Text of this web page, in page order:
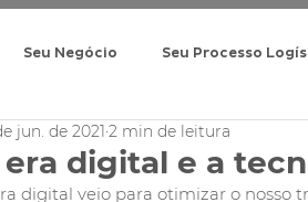
Seu Negócio Seu Processo
era digital e a
jun. de 2021 2 min de leitura
digital veio para otimizar o nosso